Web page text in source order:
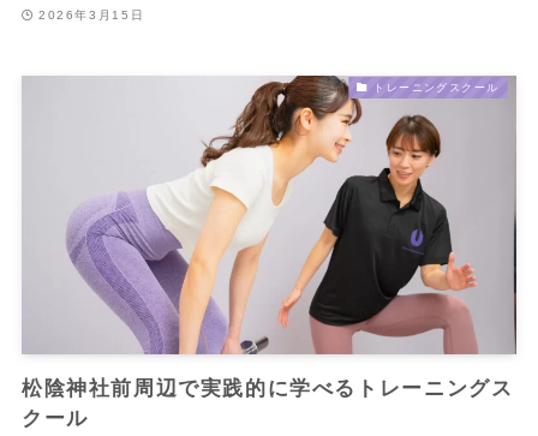
2026年3月15日
トレーニングスクール
松陰神社前周辺で実践的に学べるトレーニングス
クール